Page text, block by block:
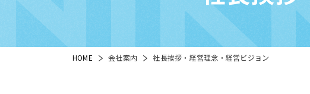
HOME 会社案内 社長挨拶・経営理念・経営ビジョン